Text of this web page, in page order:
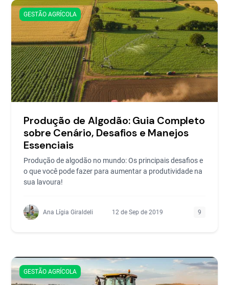
GESTÃO AGRÍCOLA
Produção de Algodão: Guia Completo
sobre Cenário, Desafios e Manejos
Essenciais
Produção de algodão no mundo: Os principais desafios e
o que você pode fazer para aumentar a produtividade na
sua lavoura!
Ana Lígia Giraldeli 12 de Sep de 2019 9
GESTÃO AGRÍCOLA